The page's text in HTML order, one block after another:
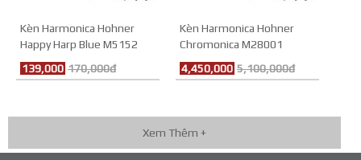
Kèn Harmonica Hohner
Happy Harp Blue M5152
139,000 170,000đ
Kèn Harmonica Hohner
Chromonica M28001
4,450,000 5,100,000đ
Xem Thêm +